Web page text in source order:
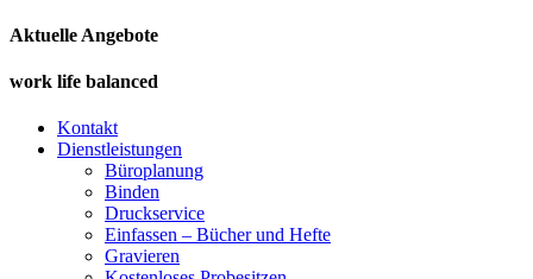
Aktuelle Angebote
work life balanced
Kontakt
Dienstleistungen
Büroplanung
Binden
Druckservice
Einfassen – Bücher und Hefte
Gravieren